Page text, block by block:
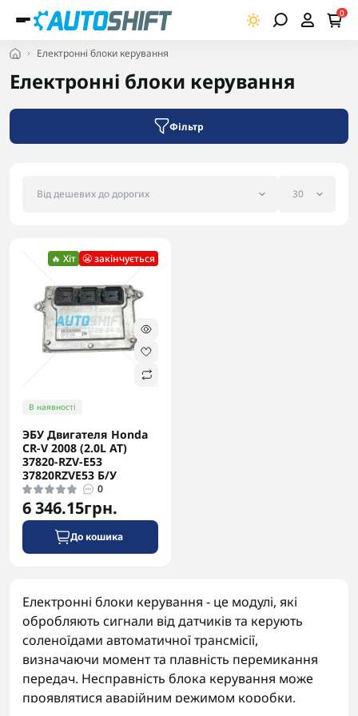
0
Електронні блоки керування
Контрактна (вживана) коробка чи ремонт рідної: що
22 липня
Електронні блоки керування
Фільтр
🔥 Хіт 😬 закінчується
В наявності
ЭБУ Двигателя Honda
CR-V 2008 (2.0L AT)
37820-RZV-E53
37820RZVE53 Б/У
0
6 346.15грн.
До кошика
Електронні блоки керування - це модулі, які
обробляють сигнали від датчиків та керують
соленоїдами автоматичної трансмісії,
визначаючи момент та плавність перемикання
передач. Несправність блока керування може
проявлятися аварійним режимом коробки,